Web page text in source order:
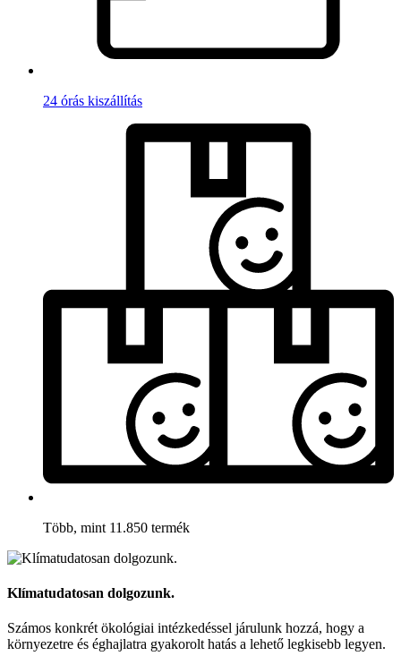
24 órás kiszállítás
Több, mint 11.850 termék
Klímatudatosan dolgozunk.
Számos konkrét ökológiai intézkedéssel járulunk hozzá, hogy a
környezetre és éghajlatra gyakorolt hatás a lehető legkisebb legyen.